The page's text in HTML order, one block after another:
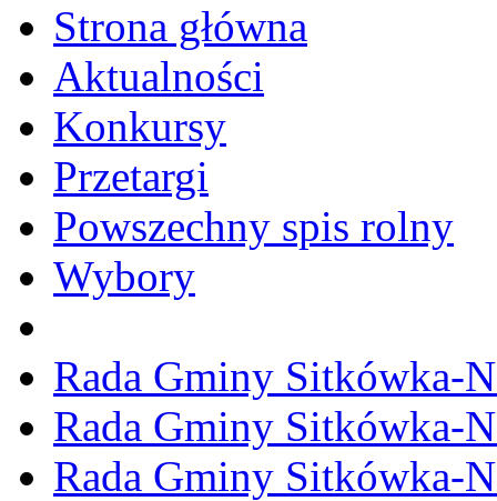
Strona główna
Aktualności
Konkursy
Przetargi
Powszechny spis rolny
Wybory
Rada Gminy Sitkówka-
Rada Gminy Sitkówka-
Rada Gminy Sitkówka-